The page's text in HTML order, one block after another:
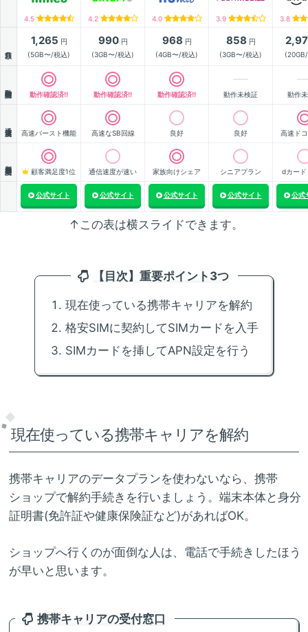
4.5 4.2 4.0 3.9 3.8
1,265 円
(5GB〜/税込)
990円
(3GB〜/税込)
968 円
(4GB〜/税込)
858 円
(3GB〜/税込)
動作確認済!! 動作確認済!! 動作確認済!! 動作未検証 動作
高速バースト機能 高速なSB回線 良好 良好 高速ド
顧客満足度1位 通信速度が速い 家族向けシェア シニアプラン dカード
公式サイト 公式サイト 公式サイト 公式サイト 公式
↑この表は横スライドできます。
【目次】重要ポイント3つ
現在使っている携帯キャリアを解約
格安SIMに契約してSIMカードを入手
SIMカードを挿してAPN設定を行う
現在使っている携帯キャリアを解約
携帯キャリアのデータプランを使わないなら、携帯
ショップで解約手続きを行いましょう。端末本体と身分
証明書(免許証や健康保険証など)があればOK。
ショップへ行くのが面倒な人は、電話で手続きしたほう
が早いと思います。
携帯キャリアの受付窓口